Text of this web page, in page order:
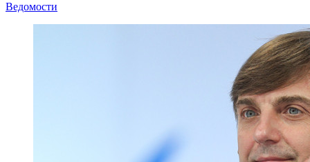
Ведомости